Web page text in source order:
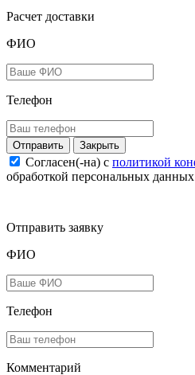
Расчет доставки
ФИО
Телефон
Закрыть
Согласен(-на) c политикой
обработкой персональных данных
Отправить заявку
ФИО
Телефон
Комментарий